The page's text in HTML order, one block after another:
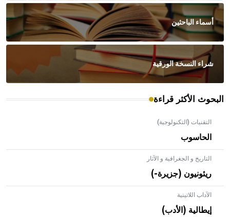
أسماء الباحثين
شراء النسخة الورقية
البحوث الأكثر قراءة
التقنيات (التكنولوجية)
الحاسوب
التاريخ و الجغرافية و الآثار
ريئونيون (جزيرة-)
الآداب اللاتينية
إيطالية (الأدب)